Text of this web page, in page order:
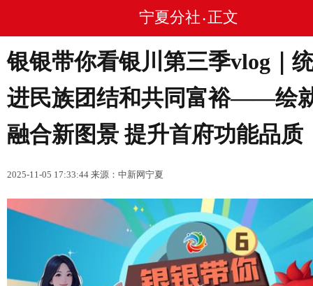
宁夏分社 • 正文
银银带你看银川第三季vlog｜
进民族团结和共同富裕——绘
融合新图景 提升首府功能品质
2025-11-05 17:33:44 来源：中新网宁夏